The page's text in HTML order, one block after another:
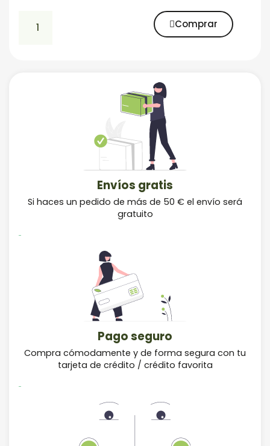
Comprar
Envíos gratis
Si haces un pedido de más de 50 € el envío será
gratuito
Pago seguro
Compra cómodamente y de forma segura con tu
tarjeta de crédito / crédito favorita